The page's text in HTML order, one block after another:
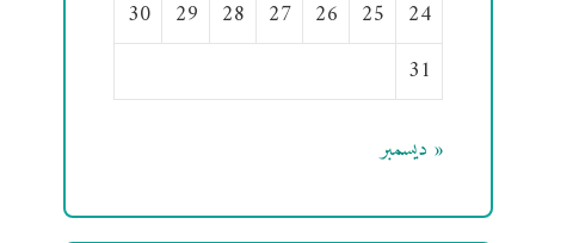
24
25
26
27
28
29
30
31
« ديسمبر